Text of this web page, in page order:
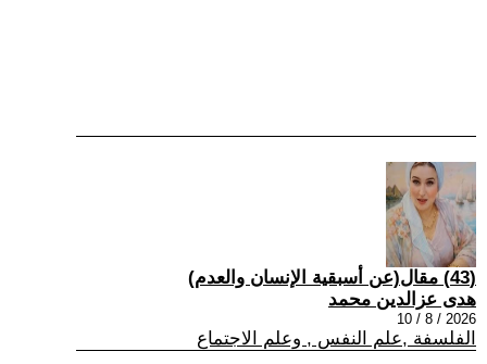
(43) مقال(عن أسبقية الإنسان والعدم)
هدى عزالدين محمد
2026 / 8 / 10
الفلسفة ,علم النفس , وعلم الاجتماع